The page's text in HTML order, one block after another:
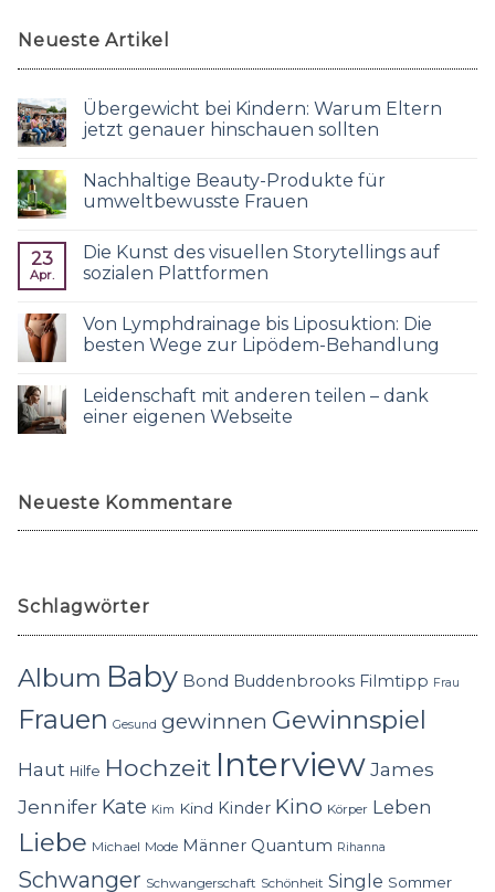
Neueste Artikel
Übergewicht bei Kindern: Warum Eltern
jetzt genauer hinschauen sollten
Nachhaltige Beauty-Produkte für
umweltbewusste Frauen
23
Apr.
Die Kunst des visuellen Storytellings auf
sozialen Plattformen
Von Lymphdrainage bis Liposuktion: Die
besten Wege zur Lipödem-Behandlung
Leidenschaft mit anderen teilen – dank
einer eigenen Webseite
Neueste Kommentare
Schlagwörter
Album Baby Bond Buddenbrooks Filmtipp Frau
Frauen Gesund gewinnen Gewinnspiel
Haut Hilfe Hochzeit InterviewJames
Jennifer Kate Kim Kind Kinder Kino Körper Leben
Liebe Michael Mode Männer Quantum Rihanna
Schwanger Schwangerschaft Schönheit Single Sommer